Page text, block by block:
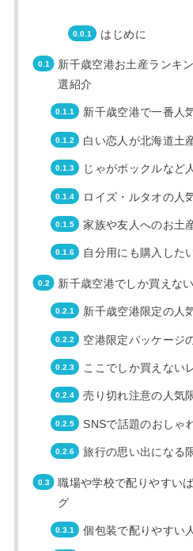
はじめに
新千歳空港お土産ランキ
選紹介
新千歳空港で一番人
白い恋人が北海道土
じゃがポックルなど
ロイズ・ルタオの人
家族や友人へのお土
自分用にも購入した
新千歳空港でしか買えな
新千歳空港限定の人
空港限定パッケージ
ここでしか買えない
売り切れ注意の人気
SNSで話題のおしゃ
旅行の思い出になる
職場や学校で配りやすい
グ
個包装で配りやすい